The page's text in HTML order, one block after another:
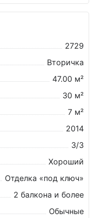
— 300 м. 🚌
доступность.
2729
Вторичка
47.00 м²
30 м²
7 м²
2014
3/3
Хороший
Отделка «под ключ»
2 балкона и более
Обычные